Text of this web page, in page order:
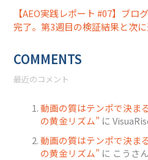
【AEO実践レポート #07】ブロ
完了。第3週目の検証結果と次
COMMENTS
最近のコメント
動画の質はテンポで決ま
の黄金リズム” に
動画の質はテンポで決ま
の黄金リズム” に こうさん